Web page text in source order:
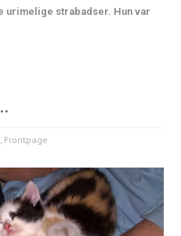
urimelige strabadser. Hun var
, Frontpage